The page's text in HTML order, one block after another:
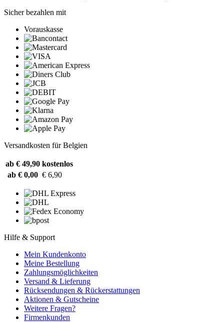
Sicher bezahlen mit
Vorauskasse
Versandkosten für Belgien
ab € 49,90 kostenlos
ab € 0,00 € 6,90
Hilfe & Support
Mein Kundenkonto
Meine Bestellung
Zahlungsmöglichkeiten
Versand & Lieferung
Rücksendungen & Rückerstattungen
Aktionen & Gutscheine
Weitere Fragen?
Firmenkunden